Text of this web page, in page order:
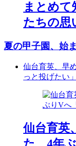
まとめ
たちの思
夏の甲子園、始
仙台育英、早
っと投げたい」
仙台育英
た 4年ぶ